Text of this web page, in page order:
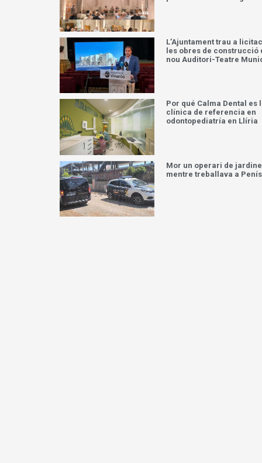
L’Ajuntament trau a
les obres de construcció
nou Auditori-Teatre
Por qué Calma Dental es
clínica de referencia en
odontopediatría en Llíria
Mor un operari de
mentre treballava a